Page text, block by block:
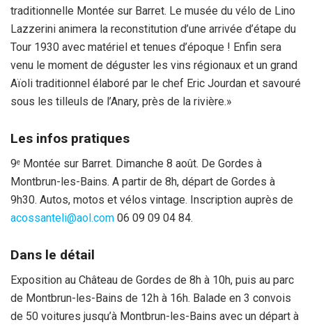
traditionnelle Montée sur Barret. Le musée du vélo de Lino
Lazzerini animera la reconstitution d’une arrivée d’étape du
Tour 1930 avec matériel et tenues d’époque ! Enfin sera
venu le moment de déguster les vins régionaux et un grand
Aïoli traditionnel élaboré par le chef Eric Jourdan et savouré
sous les tilleuls de l’Anary, près de la rivière.»
Les infos pratiques
9e Montée sur Barret. Dimanche 8 août. De Gordes à
Montbrun-les-Bains. A partir de 8h, départ de Gordes à
9h30. Autos, motos et vélos vintage. Inscription auprès de
acossanteli@aol.com 06 09 09 04 84.
Dans le détail
Exposition au Château de Gordes de 8h à 10h, puis au parc
de Montbrun-les-Bains de 12h à 16h. Balade en 3 convois
de 50 voitures jusqu’à Montbrun-les-Bains avec un départ à